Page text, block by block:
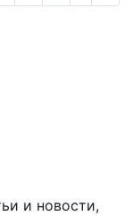
и новости,